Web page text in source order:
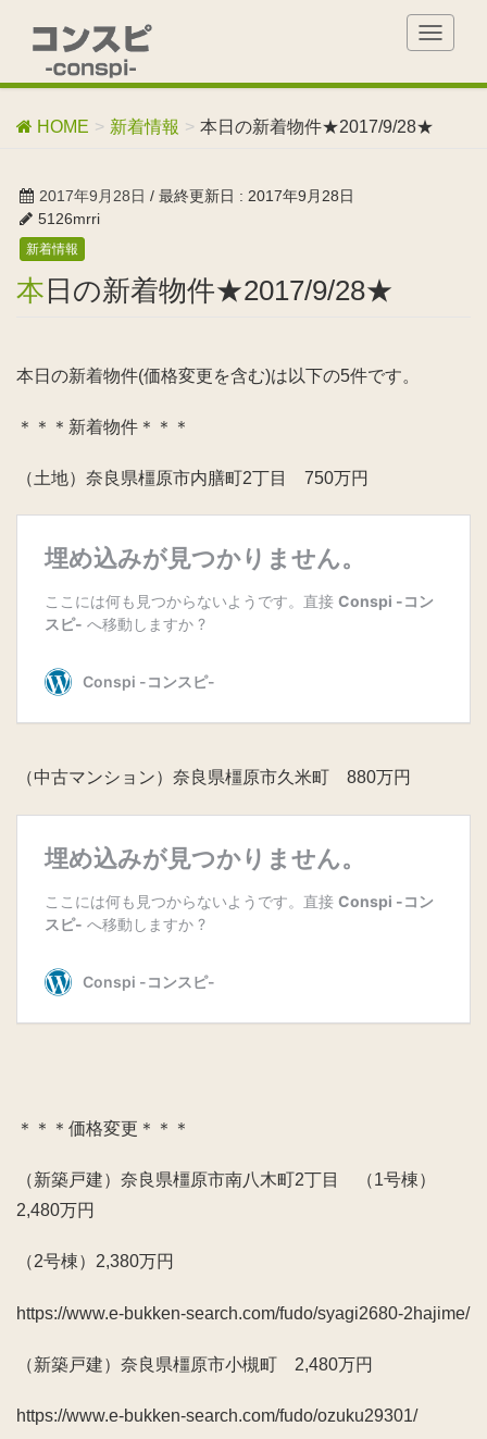
T
g
l
HOME 新着情報 本日の新着物件★2017/9/28★
2017年9月28日 / 最終更新日 : 2017年9月28日
5126mrri
新着情報
本日の新着物件★2017/9/28★
本日の新着物件(価格変更を含む)は以下の5件です。
＊＊＊新着物件＊＊＊
（土地）奈良県橿原市内膳町2丁目 750万円
（中古マンション）奈良県橿原市久米町 880万円
＊＊＊価格変更＊＊＊
（新築戸建）奈良県橿原市南八木町2丁目 （1号棟）
2,480万円
（2号棟）2,380万円
https://www.e-bukken-search.com/fudo/syagi2680-2hajime/
（新築戸建）奈良県橿原市小槻町 2,480万円
https://www.e-bukken-search.com/fudo/ozuku29301/